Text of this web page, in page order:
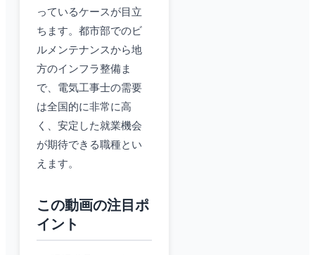
っているケースが目立
ちます。都市部でのビ
ルメンテナンスから地
方のインフラ整備ま
で、電気工事士の需要
は全国的に非常に高
く、安定した就業機会
が期待できる職種とい
えます。
この動画の注目ポ
イント